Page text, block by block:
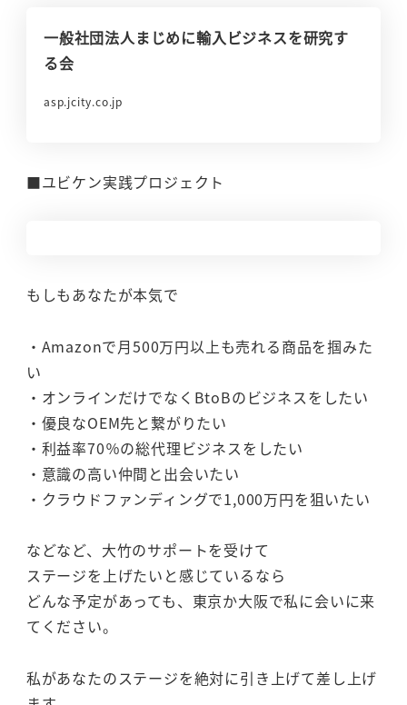
一般社団法人まじめに輸入ビジネスを研究す
る会
asp.jcity.co.jp
■ユビケン実践プロジェクト
もしもあなたが本気で
・Amazonで月500万円以上も売れる商品を掴みた
い
・オンラインだけでなくBtoBのビジネスをしたい
・優良なOEM先と繋がりたい
・利益率70％の総代理ビジネスをしたい
・意識の高い仲間と出会いたい
・クラウドファンディングで1,000万円を狙いたい
などなど、大竹のサポートを受けて
ステージを上げたいと感じているなら
どんな予定があっても、東京か大阪で私に会いに来
てください。
私があなたのステージを絶対に引き上げて差し上げ